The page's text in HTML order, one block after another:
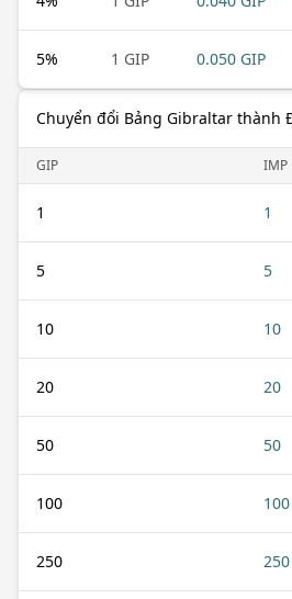
5% 1 GIP 0.050 GIP
Chuyển đổi Bảng Gibraltar thành
GIP IMP
1 1
5 5
10 10
20 20
50 50
100 100
250 250